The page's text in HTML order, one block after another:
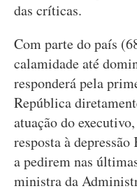
das críticas.
Com parte do país
calamidade até
responderá pela
República
atuação do
resposta à
a pedirem nas
ministra da